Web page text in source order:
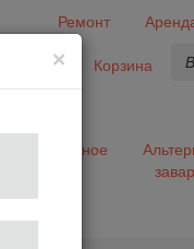
Ремонт
Корзина
Разное
×